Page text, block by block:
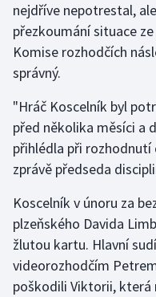
Gymnastika
Házená
Judo
Krasobruslení
Lezení
Lyže a snowboard
Moderní pětiboj
nejdříve nepotrestal,
přezkoumání situace
Komise rozhodčích
správný.
"Hráč Koscelník byl
před několika měsíci a
přihlédla při
zprávě předseda
Koscelník v únoru za
plzeňského Davida
žlutou kartu. Hlavní
videorozhodčím
poškodili Viktorii, která